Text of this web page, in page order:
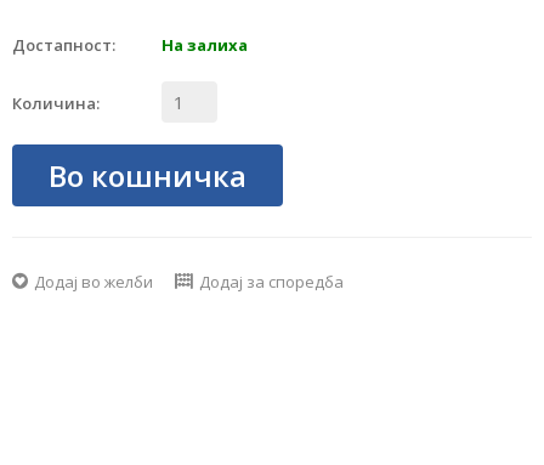
Достапност: На залиха
Количина:
Во кошничка
Додај во желби Додај за споредба